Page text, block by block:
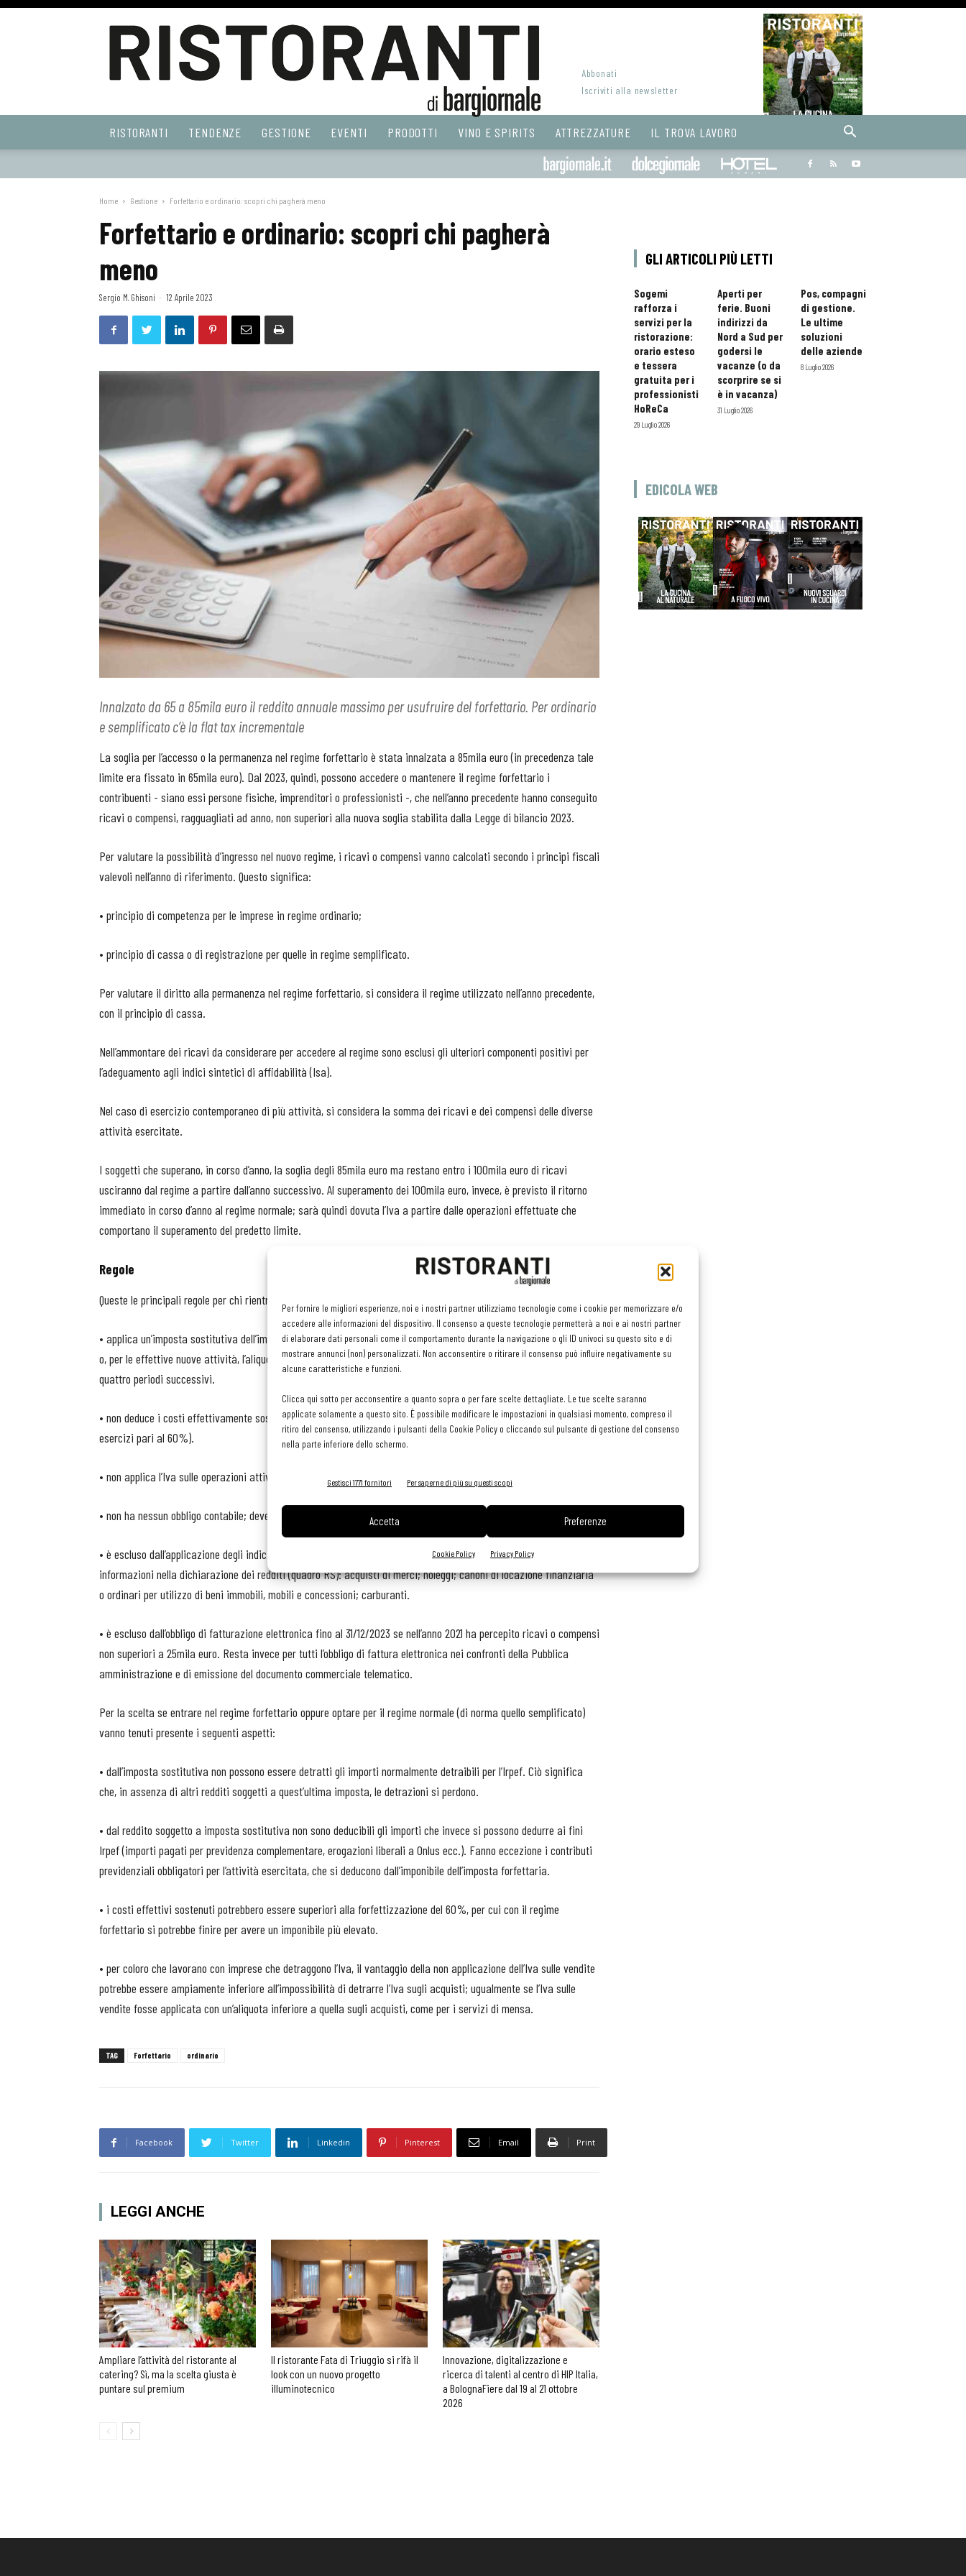
Per fornire le migliori esperienze, noi e i nostri partner utilizziamo tecnologie come i cookie per memorizzare e/o
accedere alle informazioni del dispositivo. Il consenso a queste tecnologie permetterà a noi e ai nostri partner
di elaborare dati personali come il comportamento durante la navigazione o gli ID univoci su questo sito e di
mostrare annunci (non) personalizzati. Non acconsentire o ritirare il consenso può influire negativamente su
alcune caratteristiche e funzioni.
Clicca qui sotto per acconsentire a quanto sopra o per fare scelte dettagliate. Le tue scelte saranno
applicate solamente a questo sito. È possibile modificare le impostazioni in qualsiasi momento, compreso il
ritiro del consenso, utilizzando i pulsanti della Cookie Policy o cliccando sul pulsante di gestione del consenso
nella parte inferiore dello schermo.
Gestisci 1771 fornitori Per saperne di più su questi scopi
Accetta Preferenze
Cookie Policy Privacy Policy
Web
Abbonati
Iscriviti alla newsletter
RISTORANTI TENDENZE GESTIONE EVENTI PRODOTTI VINO E SPIRITS ATTREZZATURE IL TROVA LAVORO
Bargiornale dolcegiornale
Home Gestione Forfettario e ordinario: scopri chi pagherà meno
Forfettario e ordinario: scopri chi pagherà
meno
Sergio M. Ghisoni - 12 Aprile 2023
Innalzato da 65 a 85mila euro il reddito annuale massimo per usufruire del forfettario. Per ordinario
e semplificato c’è la flat tax incrementale
La soglia per l’accesso o la permanenza nel regime forfettario è stata innalzata a 85mila euro (in precedenza tale
limite era fissato in 65mila euro). Dal 2023, quindi, possono accedere o mantenere il regime forfettario i
contribuenti - siano essi persone fisiche, imprenditori o professionisti -, che nell’anno precedente hanno conseguito
ricavi o compensi, ragguagliati ad anno, non superiori alla nuova soglia stabilita dalla Legge di bilancio 2023.
Per valutare la possibilità d’ingresso nel nuovo regime, i ricavi o compensi vanno calcolati secondo i principi fiscali
valevoli nell’anno di riferimento. Questo significa:
• principio di competenza per le imprese in regime ordinario;
• principio di cassa o di registrazione per quelle in regime semplificato.
Per valutare il diritto alla permanenza nel regime forfettario, si considera il regime utilizzato nell’anno precedente,
con il principio di cassa.
Nell’ammontare dei ricavi da considerare per accedere al regime sono esclusi gli ulteriori componenti positivi per
l’adeguamento agli indici sintetici di affidabilità (Isa).
Nel caso di esercizio contemporaneo di più attività, si considera la somma dei ricavi e dei compensi delle diverse
attività esercitate.
I soggetti che superano, in corso d’anno, la soglia degli 85mila euro ma restano entro i 100mila euro di ricavi
usciranno dal regime a partire dall’anno successivo. Al superamento dei 100mila euro, invece, è previsto il ritorno
immediato in corso d’anno al regime normale; sarà quindi dovuta l’Iva a partire dalle operazioni effettuate che
comportano il superamento del predetto limite.
Regole
Queste le principali regole per chi rientra nel regime forfettario:
• applica un’imposta sostitutiva dell’imposta sui redditi, delle addizionali regionali e comunali e dell’Irap pari al 15%
o, per le effettive nuove attività, l’aliquota ridotta al 5% per il periodo d’imposta in cui l’attività è iniziata e per i
quattro periodi successivi.
• non deduce i costi effettivamente sostenuti, ma soltanto una percentuale forfettaria (per il settore dei pubblici
esercizi pari al 60%).
• non applica l’Iva sulle operazioni attive e non può detrarre l’Iva sugli acquisti;
• non ha nessun obbligo contabile; deve soltanto conservare tutti i documenti emessi e ricevuti;
• è escluso dall’applicazione degli indici sintetici di affidabilità, ma è soggetto all’indicazione delle seguenti
informazioni nella dichiarazione dei redditi (quadro RS): acquisti di merci; noleggi; canoni di locazione finanziaria
o ordinari per utilizzo di beni immobili, mobili e concessioni; carburanti.
• è escluso dall’obbligo di fatturazione elettronica fino al 31/12/2023 se nell’anno 2021 ha percepito ricavi o compensi
non superiori a 25mila euro. Resta invece per tutti l’obbligo di fattura elettronica nei confronti della Pubblica
amministrazione e di emissione del documento commerciale telematico.
Per la scelta se entrare nel regime forfettario oppure optare per il regime normale (di norma quello semplificato)
vanno tenuti presente i seguenti aspetti:
• dall’imposta sostitutiva non possono essere detratti gli importi normalmente detraibili per l’Irpef. Ciò significa
che, in assenza di altri redditi soggetti a quest’ultima imposta, le detrazioni si perdono.
• dal reddito soggetto a imposta sostitutiva non sono deducibili gli importi che invece si possono dedurre ai fini
Irpef (importi pagati per previdenza complementare, erogazioni liberali a Onlus ecc.). Fanno eccezione i contributi
previdenziali obbligatori per l’attività esercitata, che si deducono dall’imponibile dell’imposta forfettaria.
• i costi effettivi sostenuti potrebbero essere superiori alla forfettizzazione del 60%, per cui con il regime
forfettario si potrebbe finire per avere un imponibile più elevato.
• per coloro che lavorano con imprese che detraggono l’Iva, il vantaggio della non applicazione dell’Iva sulle vendite
potrebbe essere ampiamente inferiore all’impossibilità di detrarre l’Iva sugli acquisti; ugualmente se l’Iva sulle
vendite fosse applicata con un’aliquota inferiore a quella sugli acquisti, come per i servizi di mensa.
TAG Forfettario ordinario
Facebook Twitter Linkedin Pinterest Email Print
LEGGI ANCHE
Ampliare l’attività del ristorante al
catering? Sì, ma la scelta giusta è
puntare sul premium
Il ristorante Fata di Triuggio si rifà il
look con un nuovo progetto
illuminotecnico
Innovazione, digitalizzazione e
ricerca di talenti al centro di HIP Italia,
a BolognaFiere dal 19 al 21 ottobre
2026
GLI ARTICOLI PIÙ LETTI
Sogemi
rafforza i
servizi per la
ristorazione:
orario esteso
e tessera
gratuita per i
professionisti
HoReCa
29 Luglio 2026
Aperti per
ferie. Buoni
indirizzi da
Nord a Sud per
godersi le
vacanze (o da
scorprire se si
è in vacanza)
31 Luglio 2026
Pos, compagni
di gestione.
Le ultime
soluzioni
delle aziende
8 Luglio 2026
EDICOLA WEB